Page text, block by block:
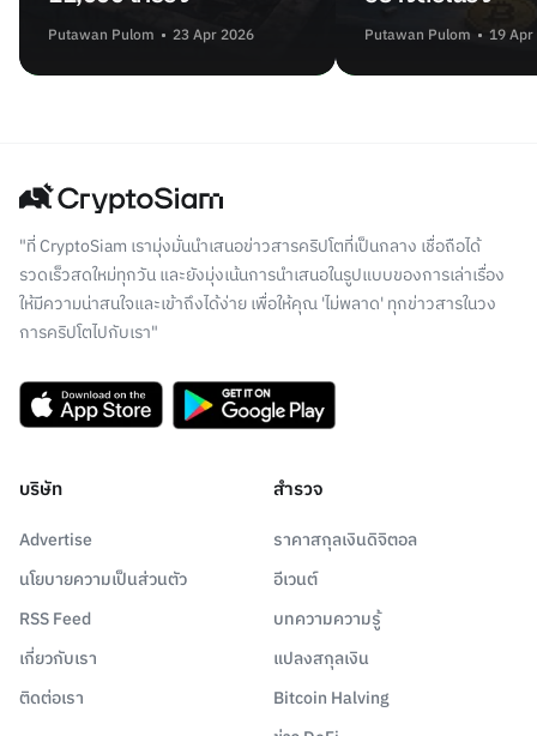
Putawan Pulom 23 Apr 2026 Putawan Pulom 19
"ที่ CryptoSiam เรามุ่งมั่นนำเสนอข่าวสารคริปโตที่เป็นกลาง เชื่อถือได้
รวดเร็วสดใหม่ทุกวัน และยังมุ่งเน้นการนำเสนอในรูปแบบของการเล่าเรื่อง
ให้มีความน่าสนใจและเข้าถึงได้ง่าย เพื่อให้คุณ 'ไม่พลาด' ทุกข่าวสารในวง
การคริปโตไปกับเรา"
บริษัท
Advertise
นโยบายความเป็นส่วนตัว
RSS Feed
เกี่ยวกับเรา
ติดต่อเรา
สำรวจ
ราคาสกุลเงินดิจิตอล
อีเวนต์
บทความความรู้
แปลงสกุลเงิน
Bitcoin Halving